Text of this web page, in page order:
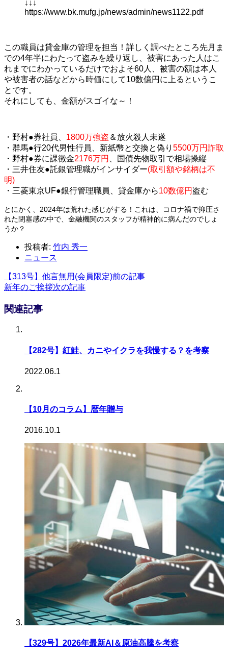
↓↓↓
https://www.bk.mufg.jp/news/admin/news1122.pdf
この職員は貸金庫の管理を担当！詳しく調べたところ先月ま
での4年半にわたって盗みを繰り返し、被害にあった人はこ
れまでにわかっているだけでおよそ60人、被害の額は本人
や被害者の話などから時価にして10数億円に上るというこ
とです。
それにしても、金額がスゴイな～！
・野村●券社員、 1800万強盗 ＆放火殺人未遂
・群馬●行20代男性行員、新紙幣と交換と偽り 5500万円詐取
・野村●券に課徴金2176万円
、国債先物取引で相場操縦
・三井住友●託銀管理職がインサイダー(取引額や銘柄は不
明)
・三菱東京UF●銀行管理職員、貸金庫から10数億円 盗む
とにかく、2024年は荒れた感じがする！これは、コロナ禍で抑圧さ
れた閉塞感の中で、金融機関のスタッフが精神的に病んだのでしょ
うか？
投稿者: 竹内 秀一
ニュース
【313号】他言無用(会員限定)前の記事
新年のご挨拶次の記事
関連記事
【282号】紅鮭、カニやイクラを我慢する？を考察
2022.06.1
【10月のコラム】暦年贈与
2016.10.1
【329号】2026年最新AI＆原油高騰を考察